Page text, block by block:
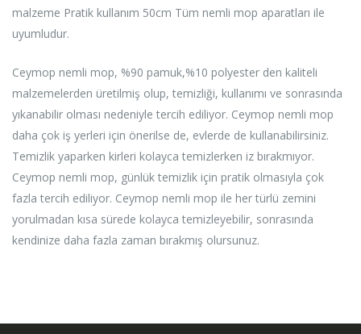
malzeme Pratik kullanım 50cm Tüm nemli mop aparatları ile
uyumludur.
Ceymop nemli mop, %90 pamuk,%10 polyester den kaliteli
malzemelerden üretilmiş olup, temizliği, kullanımı ve sonrasında
yıkanabilir olması nedeniyle tercih ediliyor. Ceymop nemli mop
daha çok iş yerleri için önerilse de, evlerde de kullanabilirsiniz.
Temizlik yaparken kirleri kolayca temizlerken iz bırakmıyor.
Ceymop nemli mop, günlük temizlik için pratik olmasıyla çok
fazla tercih ediliyor. Ceymop nemli mop ile her türlü zemini
yorulmadan kısa sürede kolayca temizleyebilir, sonrasında
kendinize daha fazla zaman bırakmış olursunuz.